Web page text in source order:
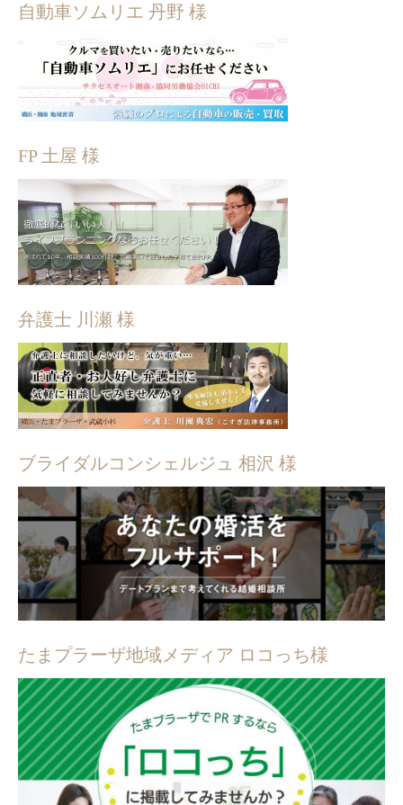
自動車ソムリエ 丹野 様
FP 土屋 様
弁護士 川瀬 様
ブライダルコンシェルジュ 相沢 様
たまプラーザ地域メディア ロコっち様